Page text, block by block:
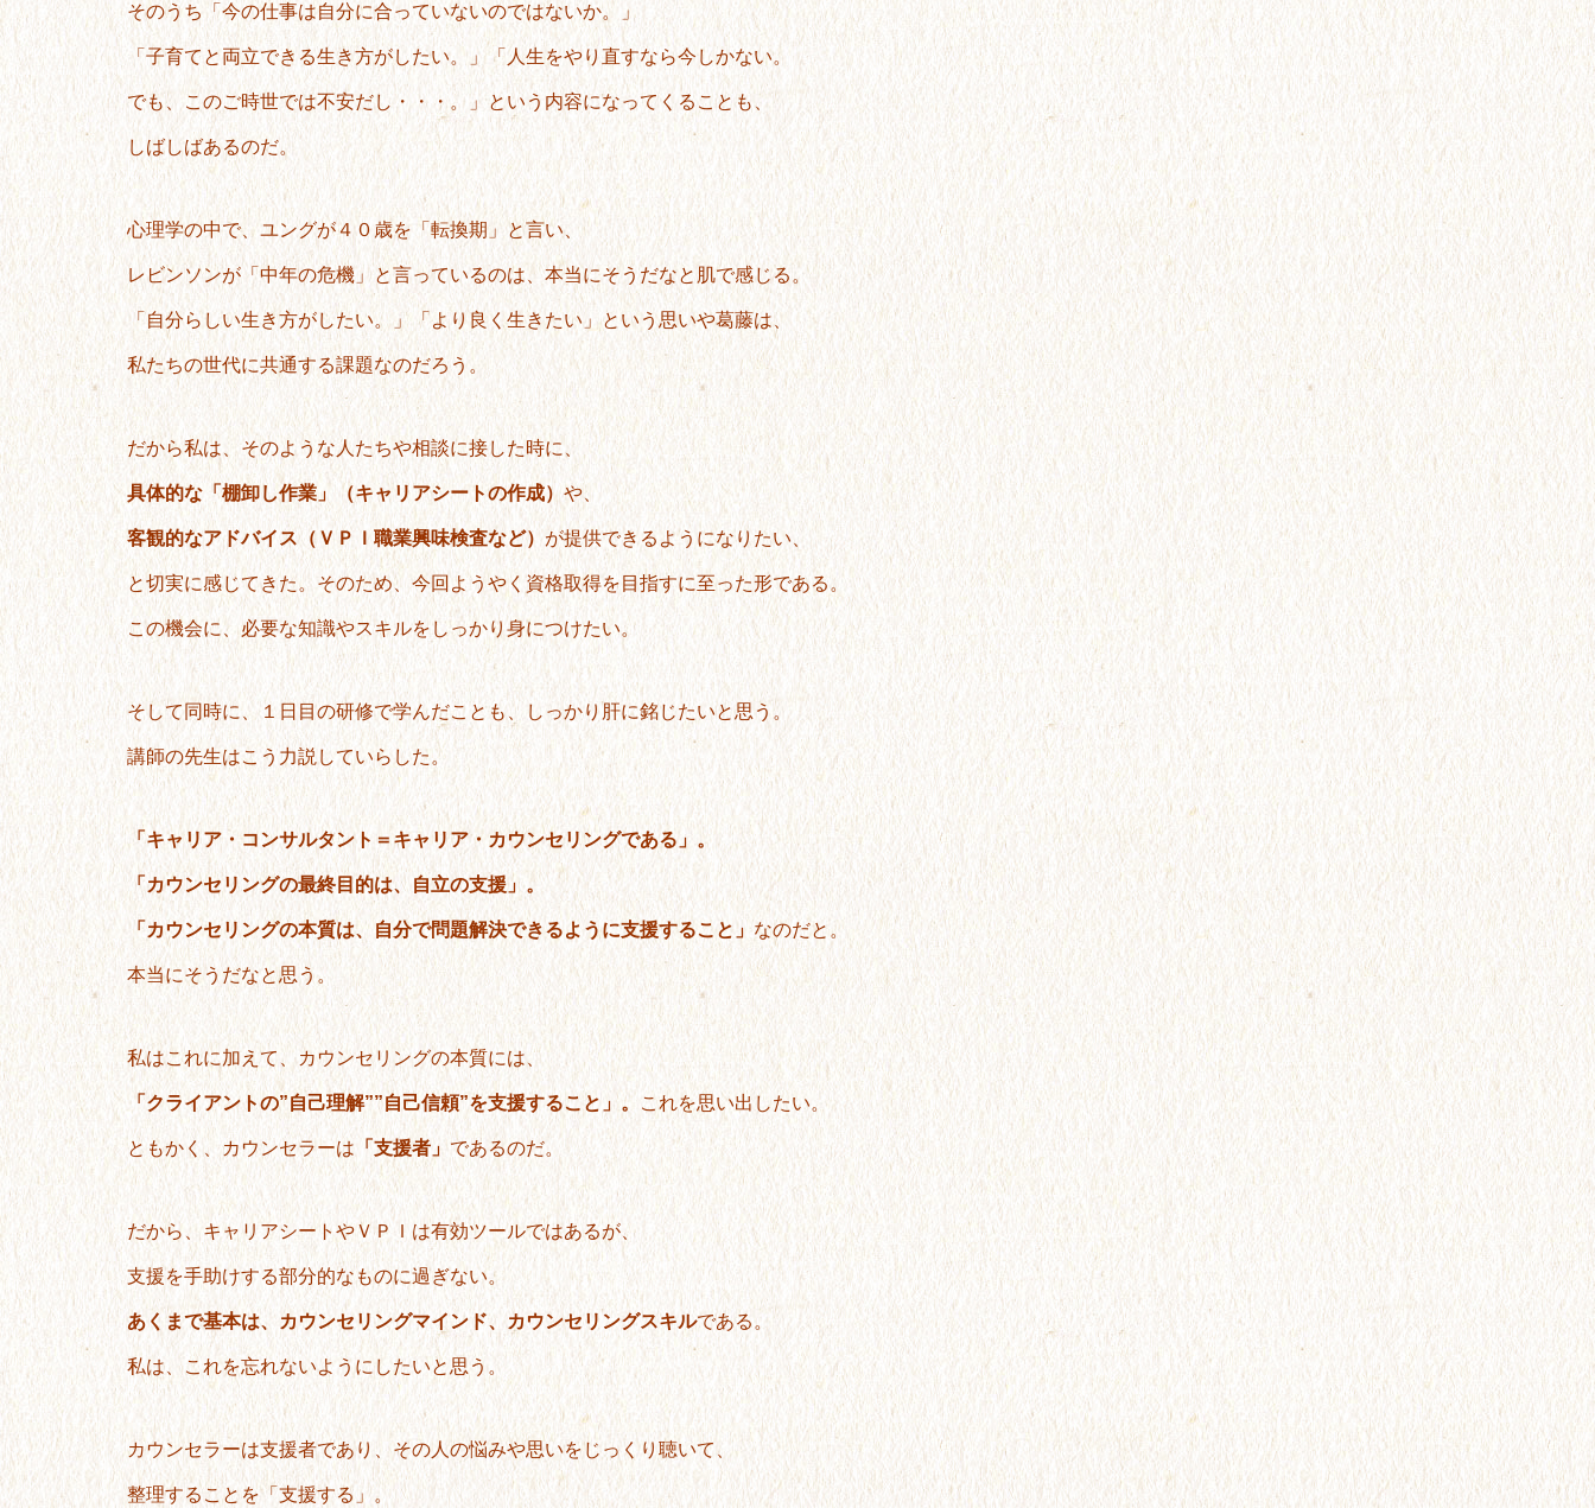
そのうち「今の仕事は自分に合っていないのではないか。」
「子育てと両立できる生き方がしたい。」「人生をやり直すなら今しかない。
でも、このご時世では不安だし・・・。」という内容になってくることも、
しばしばあるのだ。
心理学の中で、ユングが４０歳を「転換期」と言い、
レビンソンが「中年の危機」と言っているのは、本当にそうだなと肌で感じる。
「自分らしい生き方がしたい。」「より良く生きたい」という思いや葛藤は、
私たちの世代に共通する課題なのだろう。
だから私は、そのような人たちや相談に接した時に、
具体的な「棚卸し作業」（キャリアシートの作成） や、
客観的なアドバイス（ＶＰＩ職業興味検査など）が提供できるようになりたい、
と切実に感じてきた。そのため、今回ようやく資格取得を目指すに至った形である。
この機会に、必要な知識やスキルをしっかり身につけたい。
そして同時に、１日目の研修で学んだことも、しっかり肝に銘じたいと思う。
講師の先生はこう力説していらした。
「キャリア・コンサルタント＝キャリア・カウンセリングである」。
「カウンセリングの最終目的は、自立の支援」。
「カウンセリングの本質は、自分で問題解決できるように支援すること」なのだと。
本当にそうだなと思う。
私はこれに加えて、カウンセリングの本質には、
「クライアントの”自己理解””自己信頼”を支援すること」。 これを思い出したい。
ともかく、カウンセラーは 「支援者」であるのだ。
だから、キャリアシートやＶＰＩは有効ツールではあるが、
支援を手助けする部分的なものに過ぎない。
あくまで基本は、カウンセリングマインド、カウンセリングスキルである。
私は、これを忘れないようにしたいと思う。
カウンセラーは支援者であり、その人の悩みや思いをじっくり聴いて、
整理することを「支援する」。